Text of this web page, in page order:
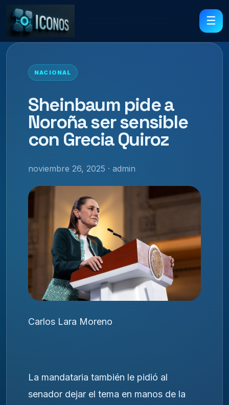
☰
NACIONAL
Sheinbaum pide a
Noroña ser sensible
con Grecia Quiroz
noviembre 26, 2025 · admin
Carlos Lara Moreno
La mandataria también le pidió al
senador dejar el tema en manos de la